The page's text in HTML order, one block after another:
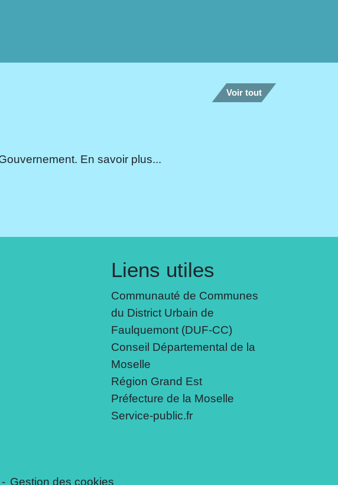
Voir tout
En savoir plus...
Liens utiles
Communauté de Communes
du District Urbain de
Faulquemont (DUF-CC)
Conseil Départemental de la
Moselle
Région Grand Est
Préfecture de la Moselle
Service-public.fr
- Gestion des cookies